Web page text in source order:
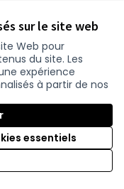
sur le site web
Web pour
du site. Les
expérience
à partir de nos
essentiels
.
Licence
(Nouvelle